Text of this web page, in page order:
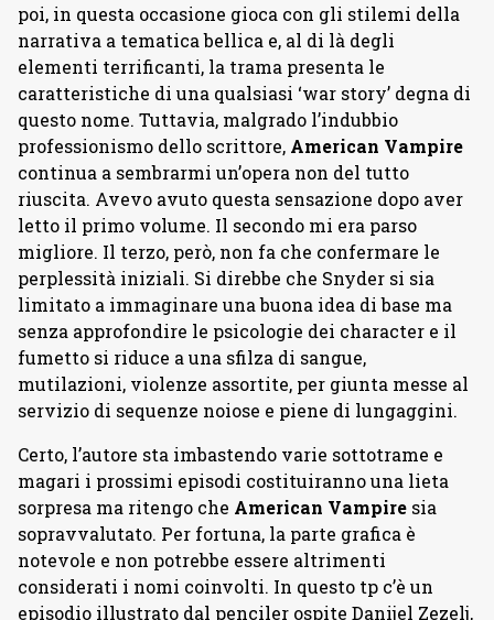
poi, in questa occasione gioca con gli stilemi della
narrativa a tematica bellica e, al di là degli
elementi terrificanti, la trama presenta le
caratteristiche di una qualsiasi ‘war story’ degna di
questo nome. Tuttavia, malgrado l’indubbio
professionismo dello scrittore, American Vampire
continua a sembrarmi un’opera non del tutto
riuscita. Avevo avuto questa sensazione dopo aver
letto il primo volume. Il secondo mi era parso
migliore. Il terzo, però, non fa che confermare le
perplessità iniziali. Si direbbe che Snyder si sia
limitato a immaginare una buona idea di base ma
senza approfondire le psicologie dei character e il
fumetto si riduce a una sfilza di sangue,
mutilazioni, violenze assortite, per giunta messe al
servizio di sequenze noiose e piene di lungaggini.
Certo, l’autore sta imbastendo varie sottotrame e
magari i prossimi episodi costituiranno una lieta
sorpresa ma ritengo che American Vampire sia
sopravvalutato. Per fortuna, la parte grafica è
notevole e non potrebbe essere altrimenti
considerati i nomi coinvolti. In questo tp c’è un
episodio illustrato dal penciler ospite Danijel Zezelj,